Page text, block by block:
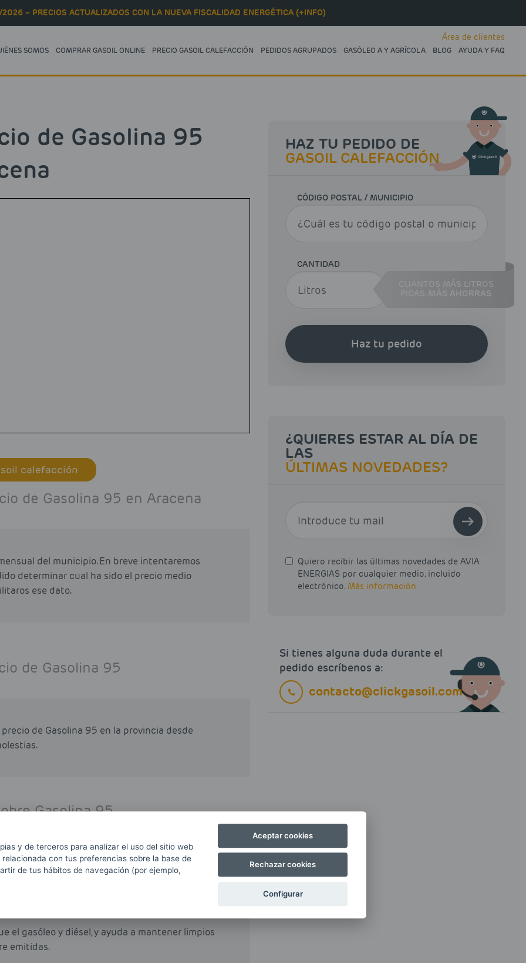
– PRECIOS ACTUALIZADOS CON LA NUEVA FISCALIDAD ENERGÉTICA (+INFO)
SOMOS COMPRAR GASOIL ONLINE PRECIO GASOIL CALEFACCIÓN PEDIDOS AGRUPADOS GASÓLEO A Y AGRÍCOLA BLOG AYUDA Y FAQ
Área de clientes
de Gasolina 95
calefacción
de Gasolina 95 en Aracena
del municipio. En breve intentaremos
determinar cual ha sido el precio medio
ese dato.
de Gasolina 95
de Gasolina 95 en la provincia desde
Gasolina 95
los vehículos no comerciales en España. Su
incentiva su uso, si bien es cierto que en
a las gasolinas respecto a los gasóleos
el gasóleo y diésel, y ayuda a mantener limpios
emitidas.
HAZ TU PEDIDO DE
GASOIL CALEFACCIÓN
CÓDIGO POSTAL / MUNICIPIO
CANTIDAD
CUANTOS MÁS LITROS
MÁS AHORRAS
Haz tu pedido
¿QUIERES ESTAR AL DÍA DE
LAS
ÚLTIMAS NOVEDADES?
Quiero recibir las últimas novedades de AVIA
ENERGIAS por cualquier medio, incluido
electrónico. Más información
Si tienes alguna duda durante el
pedido escríbenos a:
contacto@clickgasoil.com
y de terceros para analizar el uso del sitio web
con tus preferencias sobre la base de
de tus hábitos de navegación (por ejemplo,
Aceptar cookies
Rechazar cookies
Configurar